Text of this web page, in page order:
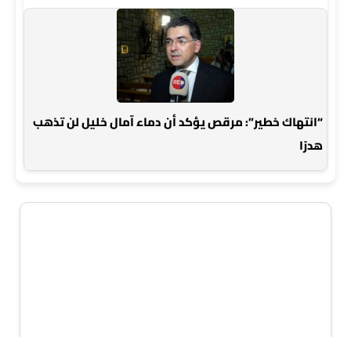
“انتهاك خطير”: مرقص يؤكد أن دماء آمال خليل لن تذهب
هدرًا